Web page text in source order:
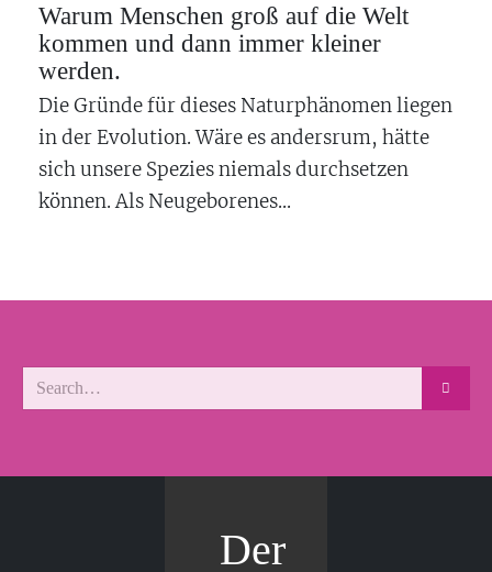
Warum Menschen groß auf die Welt
kommen und dann immer kleiner
werden.
Die Gründe für dieses Naturphänomen liegen
in der Evolution. Wäre es andersrum, hätte
sich unsere Spezies niemals durchsetzen
können. Als Neugeborenes...
Der